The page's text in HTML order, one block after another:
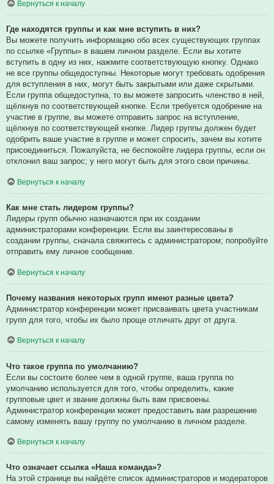
Вернуться к началу
Где находятся группы и как мне вступить в них?
Вы можете получить информацию обо всех существующих группах
по ссылке «Группы» в вашем личном разделе. Если вы хотите
вступить в одну из них, нажмите соответствующую кнопку. Однако
не все группы общедоступны. Некоторые могут требовать одобрения
для вступления в них, могут быть закрытыми или даже скрытыми.
Если группа общедоступна, то вы можете запросить членство в ней,
щёлкнув по соответствующей кнопке. Если требуется одобрение на
участие в группе, вы можете отправить запрос на вступление,
щёлкнув по соответствующей кнопке. Лидер группы должен будет
одобрить ваше участие в группе и может спросить, зачем вы хотите
присоединиться. Пожалуйста, не беспокойте лидера группы, если он
отклонил ваш запрос; у него могут быть для этого свои причины.
Вернуться к началу
Как мне стать лидером группы?
Лидеры групп обычно назначаются при их создании
администраторами конференции. Если вы заинтересованы в
создании группы, сначала свяжитесь с администратором; попробуйте
отправить ему личное сообщение.
Вернуться к началу
Почему названия некоторых групп имеют разные цвета?
Администратор конференции может присваивать цвета участникам
групп для того, чтобы их было проще отличать друг от друга.
Вернуться к началу
Что такое группа по умолчанию?
Если вы состоите более чем в одной группе, ваша группа по
умолчанию используется для того, чтобы определить, какие
групповые цвет и звание должны быть вам присвоены.
Администратор конференции может предоставить вам разрешение
самому изменять вашу группу по умолчанию в личном разделе.
Вернуться к началу
Что означает ссылка «Наша команда»?
На этой странице вы найдёте список администраторов и модераторов